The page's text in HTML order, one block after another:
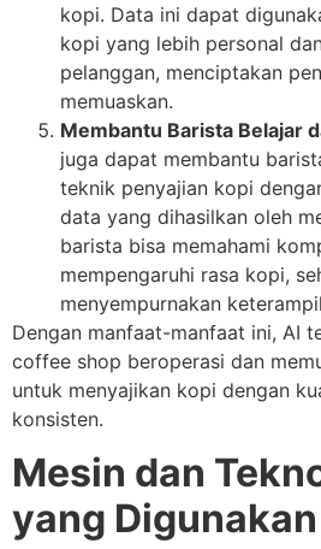
kopi. Data ini dapat
kopi yang lebih personal
pelanggan, menciptakan
memuaskan.
Membantu Barista Belajar
juga dapat membantu
teknik penyajian kopi
data yang dihasilkan oleh
barista bisa memahami
mempengaruhi rasa kopi,
menyempurnakan
Dengan manfaat-manfaat ini, AI
coffee shop beroperasi dan
untuk menyajikan kopi dengan
konsisten.
Mesin dan
yang